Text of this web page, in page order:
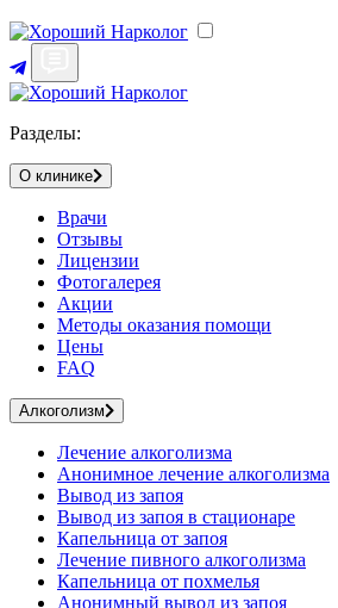
Разделы:
О клинике
Врачи
Отзывы
Лицензии
Фотогалерея
Акции
Методы оказания помощи
Цены
FAQ
Алкоголизм
Лечение алкоголизма
Анонимное лечение алкоголизма
Вывод из запоя
Вывод из запоя в стационаре
Капельница от запоя
Лечение пивного алкоголизма
Капельница от похмелья
Анонимный вывод из запоя